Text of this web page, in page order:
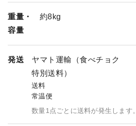
重量・
容量
約8kg
発送
ヤマト運輸（食べチョク
特別送料）
送料
常温便
数量1点ごとに送料が発生します。